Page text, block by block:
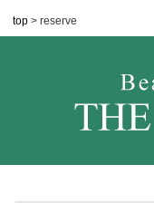
top > reserve